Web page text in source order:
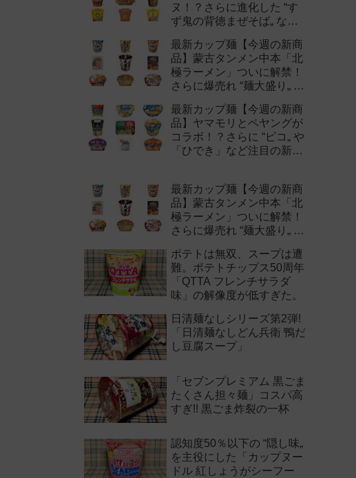
ヌ！？さらに進化した “す
ず鬼の背徳まぜそば„ など
最新カップ麺【今週の新商
品】蒙古タンメン中本「北
極ラーメン」ついに解禁！
さらに爆売れ “麺大盛り„ シ
作まとめ！
最新カップ麺【今週の新商
品】ヤマモリとペヤングが
コラボ！？さらに “ピコ„ や
「ひでき」など注目の新作
最新カップ麺【今週の新商
品】蒙古タンメン中本「北
極ラーメン」ついに解禁！
さらに爆売れ “麺大盛り„ シ
作まとめ！
ポテトは無双、スープは遭
難。ポテトチップス50周年
「QTTA フレンチサラダ
味」の解像度が低すぎた。
日清麺なしシリーズ第2弾!
「日清麺なしどん兵衛 鴨だ
し豆腐スープ」
「セブンプレミアム 黒ごま
たくさん担々麺」コスパ高
すぎ!! 黒ごま炸裂の一杯
認知度50％以下の “隠し味„
を主役にした「カップヌー
ドル 紅しょうがシーフー